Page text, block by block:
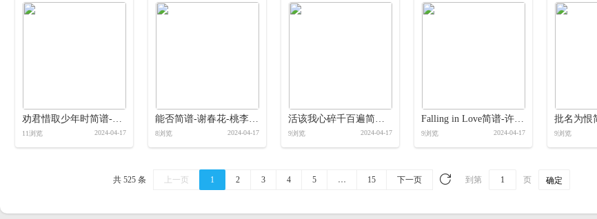
劝君惜取少年时简谱-王梓钰-桃李醉春风制作简谱
11浏览 2024-04-17
能否简谱-谢春花-桃李醉春风制作简谱
8浏览 2024-04-17
活该我心碎千百遍简谱-任夏-桃李醉春风制作简谱
9浏览 2024-04-17
Falling in Love简谱-许嵩-桃李醉春风制作简谱
9浏览 2024-04-17 9浏览
共 525 条 上一页 1 2 3 4 5 … 15 下一页 到第 页 确定